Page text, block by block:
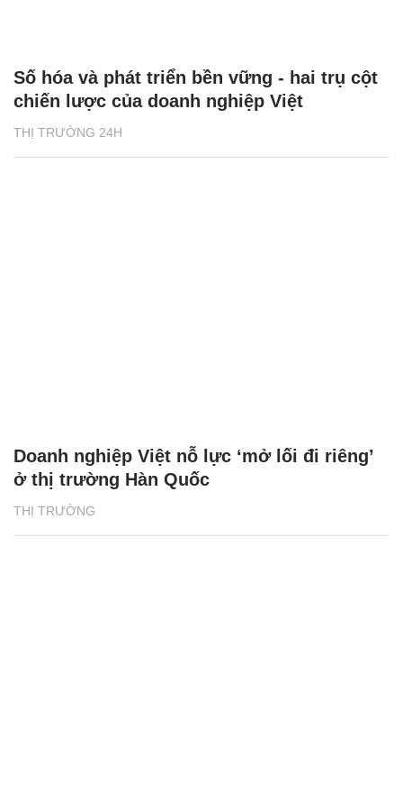
THỊ TRƯỜNG 24H
Số hóa và phát triển bền vững - hai trụ cột
chiến lược của doanh nghiệp Việt
THỊ TRƯỜNG
Doanh nghiệp Việt nỗ lực ‘mở lối đi riêng’
ở thị trường Hàn Quốc